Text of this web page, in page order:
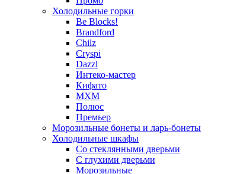
Холодильные горки
Be Blocks!
Brandford
Chilz
Cryspi
Dazzl
Интеко-мастер
Кифато
МХМ
Полюс
Премьер
Морозильные бонеты и ларь-бонеты
Холодильные шкафы
Со стеклянными дверьми
С глухими дверьми
Морозильные